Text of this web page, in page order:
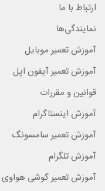
ارتباط با ما
نمایندگی‌ها
آموزش تعمیر موبایل
آموزش تعمیر آیفون اپل
قوانین و مقررات
آموزش اینستاگرام
آموزش تعمیر سامسونگ
آموزش تلگرام
آموزش تعمیر گوشی هواوی